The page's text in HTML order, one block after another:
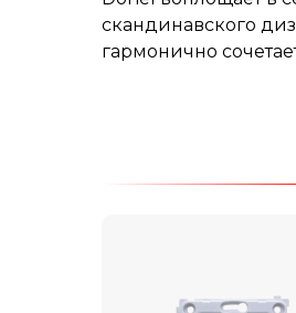
скандинавского
гармонично